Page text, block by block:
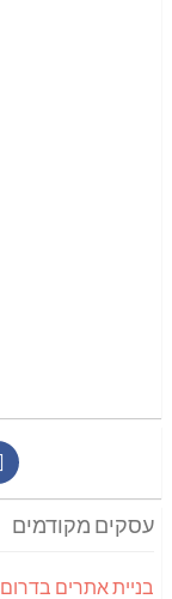
עסקים מקודמים
בניית אתרים בדרום